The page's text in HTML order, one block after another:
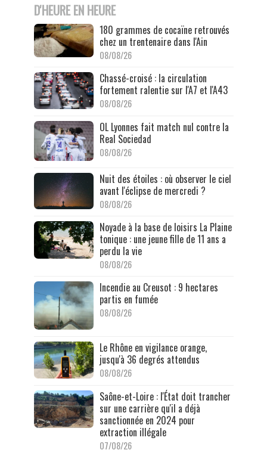
D'HEURE EN HEURE
180 grammes de cocaïne retrouvés
chez un trentenaire dans l'Ain
08/08/26
Chassé-croisé : la circulation
fortement ralentie sur l'A7 et l'A43
08/08/26
OL Lyonnes fait match nul contre la
Real Sociedad
08/08/26
Nuit des étoiles : où observer le ciel
avant l'éclipse de mercredi ?
08/08/26
Noyade à la base de loisirs La Plaine
tonique : une jeune fille de 11 ans a
perdu la vie
08/08/26
Incendie au Creusot : 9 hectares
partis en fumée
08/08/26
Le Rhône en vigilance orange,
jusqu'à 36 degrés attendus
08/08/26
Saône-et-Loire : l'État doit trancher
sur une carrière qu'il a déjà
sanctionnée en 2024 pour
extraction illégale
07/08/26